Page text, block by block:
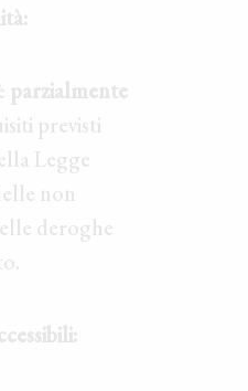
parzialmente
previsti
Legge
non
deroghe